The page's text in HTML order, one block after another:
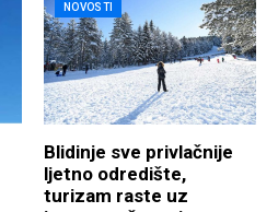
NOVOSTI
Blidinje sve privlačnije
ljetno odredište,
turizam raste uz